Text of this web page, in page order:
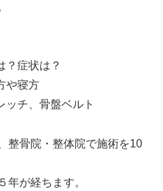
？症状は？
や寝方
ッチ、骨盤ベルト
整骨院・整体院で施術を10
年が経ちます。